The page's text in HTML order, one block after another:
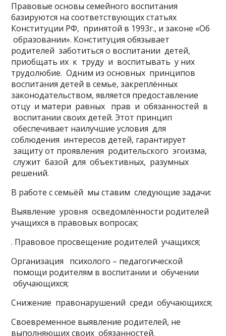
Правовые основы семейного воспитания
базируются на соответствующих статьях
Конституции РФ, принятой в 1993г., и законе «Об
образовании». Конституция обязывает
родителей заботиться о воспитании детей,
приобщать их к труду и воспитывать у них
трудолюбие. Одним из основных принципов
воспитания детей в семье, закреплённых
законодательством, является предоставление
отцу и матери равных прав и обязанностей в
воспитании своих детей. Этот принцип
обеспечивает наилучшие условия для
соблюдения интересов детей, гарантирует
защиту от проявления родительского эгоизма,
служит базой для объективных, разумных
решений.
В работе с семьёй мы ставим следующие задачи:
Выявление уровня осведомлённости родителей
учащихся в правовых вопросах;
. Правовое просвещение родителей учащихся;
Организация психолого – педагогической
помощи родителям в воспитании и обучении
обучающихся;
Снижение правонарушений среди обучающихся;
Своевременное выявление родителей, не
выполняющих своих обязанностей.